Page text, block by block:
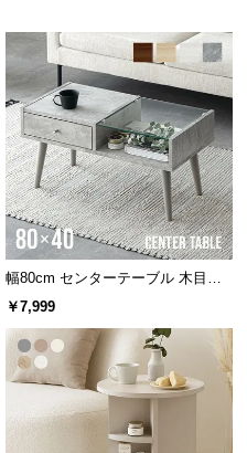
幅80cm センターテーブル 木目調/
モルタル調
￥7,999